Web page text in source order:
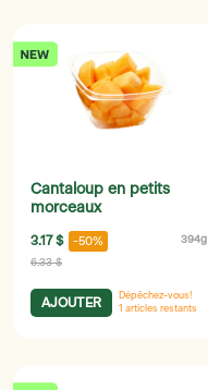
Cantaloup en petits
morceaux
3.17 $ -50% 394g
6.33 $
AJOUTER
Dépêchez-vous!
1 articles restants